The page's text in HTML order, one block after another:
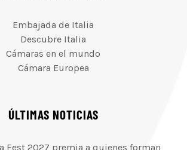
Embajada de Italia
Descubre Italia
Cámaras en el mundo
Cámara Europea
ÚLTIMAS NOTICIAS
Fest 2027 premia a quienes forman